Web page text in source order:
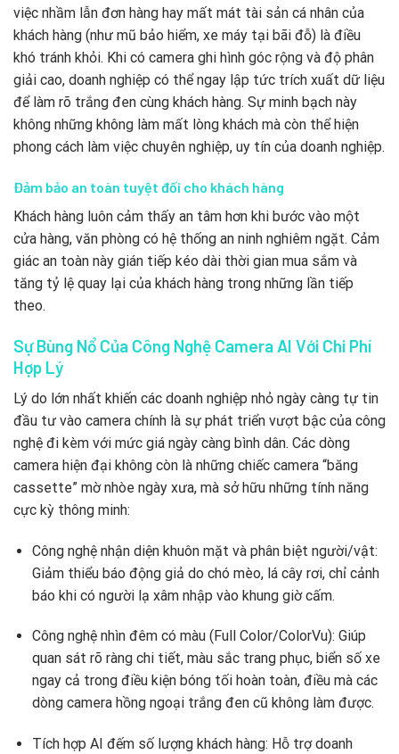
việc nhầm lẫn đơn hàng hay mất mát tài sản cá nhân của
khách hàng (như mũ bảo hiểm, xe máy tại bãi đỗ) là điều
khó tránh khỏi. Khi có camera ghi hình góc rộng và độ phân
giải cao, doanh nghiệp có thể ngay lập tức trích xuất dữ liệu
để làm rõ trắng đen cùng khách hàng. Sự minh bạch này
không những không làm mất lòng khách mà còn thể hiện
phong cách làm việc chuyên nghiệp, uy tín của doanh nghiệp.
Đảm bảo an toàn tuyệt đối cho khách hàng
Khách hàng luôn cảm thấy an tâm hơn khi bước vào một
cửa hàng, văn phòng có hệ thống an ninh nghiêm ngặt. Cảm
giác an toàn này gián tiếp kéo dài thời gian mua sắm và
tăng tỷ lệ quay lại của khách hàng trong những lần tiếp
theo.
Sự Bùng Nổ Của Công Nghệ Camera AI Với Chi Phí
Hợp Lý
Lý do lớn nhất khiến các doanh nghiệp nhỏ ngày càng tự tin
đầu tư vào camera chính là sự phát triển vượt bậc của công
nghệ đi kèm với mức giá ngày càng bình dân. Các dòng
camera hiện đại không còn là những chiếc camera “băng
cassette” mờ nhòe ngày xưa, mà sở hữu những tính năng
cực kỳ thông minh:
Công nghệ nhận diện khuôn mặt và phân biệt người/vật:
Giảm thiểu báo động giả do chó mèo, lá cây rơi, chỉ cảnh
báo khi có người lạ xâm nhập vào khung giờ cấm.
Công nghệ nhìn đêm có màu (Full Color/ColorVu): Giúp
quan sát rõ ràng chi tiết, màu sắc trang phục, biển số xe
ngay cả trong điều kiện bóng tối hoàn toàn, điều mà các
dòng camera hồng ngoại trắng đen cũ không làm được.
Tích hợp AI đếm số lượng khách hàng: Hỗ trợ doanh